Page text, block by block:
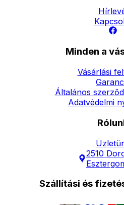
Minden a
Vásárlási
Általános
Adatvédelmi
2510
Szállítási és